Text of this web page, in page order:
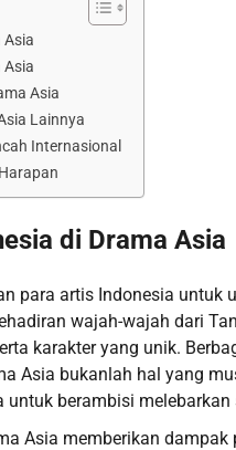
Asia
Asia
Asia
Lainnya
Internasional
di Drama Asia
para artis Indonesia untuk
wajah-wajah dari
karakter yang unik.
Asia bukanlah hal yang
berambisi
Asia memberikan